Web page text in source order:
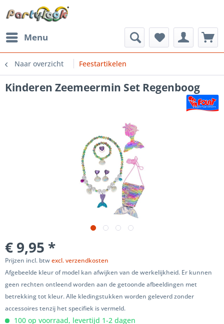
Menu
Naar overzicht Feestartikelen
Kinderen Zeemeermin Set Regenboog
€ 9,95 *
Prijzen incl. btwexcl. verzendkosten
Afgebeelde kleur of model kan afwijken van de werkelijkheid. Er kunnen
geen rechten ontleend worden aan de getoonde afbeeldingen met
betrekking tot kleur. Alle kledingstukken worden geleverd zonder
accessoires tenzij het specifiek is vermeld.
100 op voorraad, levertijd 1-2 dagen